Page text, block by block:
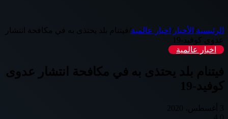
الرئيسية الأخبار اخبار عالمية
فيتنام بلد يحتذى به في مكافحة انتشار
اخبار عالمية
فيتنام بلد يحتذى به في مكافحة انتشار عدوى